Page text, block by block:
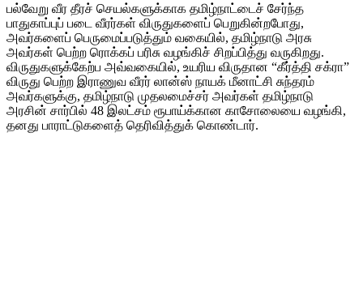
பல்வேறு வீர தீரச் செயல்களுக்காக தமிழ்நாட்டைச் சேர்ந்த
பாதுகாப்புப் படை வீரர்கள் விருதுகளைப் பெறுகின்றபோது,
அவர்களைப் பெருமைப்படுத்தும் வகையில், தமிழ்நாடு அரசு
அவர்கள் பெற்ற ரொக்கப் பரிசு வழங்கிச் சிறப்பித்து வருகிறது.
விருதுகளுக்கேற்ப அவ்வகையில், உயரிய விருதான “கீர்த்தி சக்ரா”
விருது பெற்ற இராணுவ வீரர் லான்ஸ் நாயக் மீனாட்சி சுந்தரம்
அவர்களுக்கு, தமிழ்நாடு முதலமைச்சர் அவர்கள் தமிழ்நாடு
அரசின் சார்பில் 48 இலட்சம் ரூபாய்க்கான காசோலையை வழங்கி,
தனது பாராட்டுகளைத் தெரிவித்துக் கொண்டார்.